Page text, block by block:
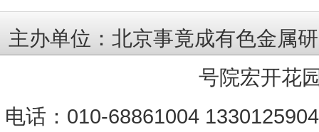
主办单位：北京事竟成有色金属
号院宏开花
电话：010-68861004